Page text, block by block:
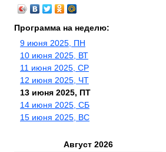
Программа на неделю:
9 июня 2025, ПН
10 июня 2025, ВТ
11 июня 2025, СР
12 июня 2025, ЧТ
13 июня 2025, ПТ
14 июня 2025, СБ
15 июня 2025, ВС
Август 2026